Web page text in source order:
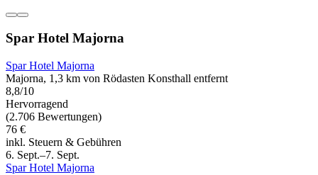
Spar Hotel Majorna
Spar Hotel Majorna
Majorna, 1,3 km von Rödasten Konsthall entfernt
8,8/10
Hervorragend
(2.706 Bewertungen)
76 €
inkl. Steuern & Gebühren
6. Sept.–7. Sept.
Spar Hotel Majorna